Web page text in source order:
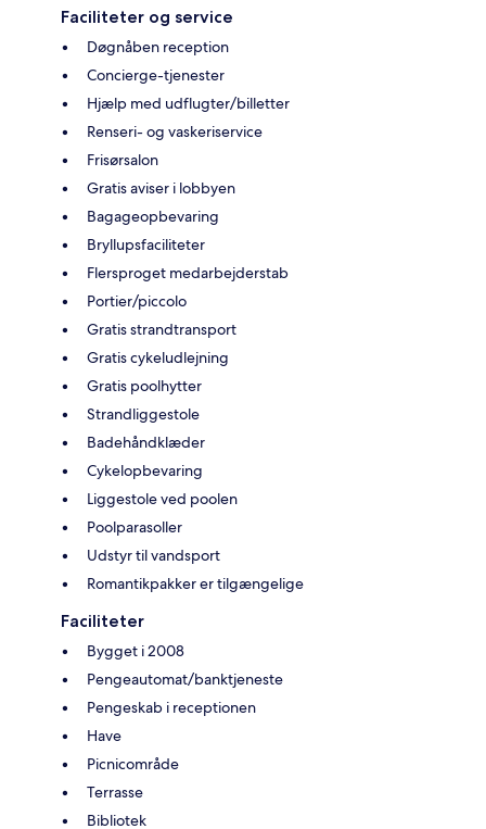
Faciliteter og service
Døgnåben reception
Concierge-tjenester
Hjælp med udflugter/billetter
Renseri- og vaskeriservice
Frisørsalon
Gratis aviser i lobbyen
Bagageopbevaring
Bryllupsfaciliteter
Flersproget medarbejderstab
Portier/piccolo
Gratis strandtransport
Gratis cykeludlejning
Gratis poolhytter
Strandliggestole
Badehåndklæder
Cykelopbevaring
Liggestole ved poolen
Poolparasoller
Udstyr til vandsport
Romantikpakker er tilgængelige
Faciliteter
Bygget i 2008
Pengeautomat/banktjeneste
Pengeskab i receptionen
Have
Picnicområde
Terrasse
Bibliotek